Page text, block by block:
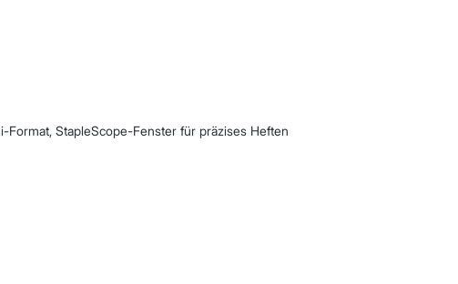
StapleScope-Fenster für präzises Heften